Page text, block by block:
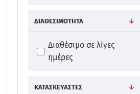
ΔΙΑΘΕΣΙΜΌΤΗΤΑ
Διαθέσιμο σε λίγες
ημέρες
ΚΑΤΑΣΚΕΥΑΣΤΈΣ